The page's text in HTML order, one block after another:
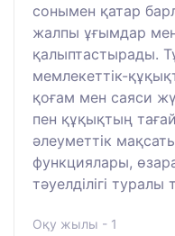
сонымен қатар
жалпы ұғымдар
қалыптастырады.
мемлекеттік-
қоғам мен саяси
пен құқықтың
әлеуметтік
функциялары,
тәуелділігі туралы
Оқу жылы - 1